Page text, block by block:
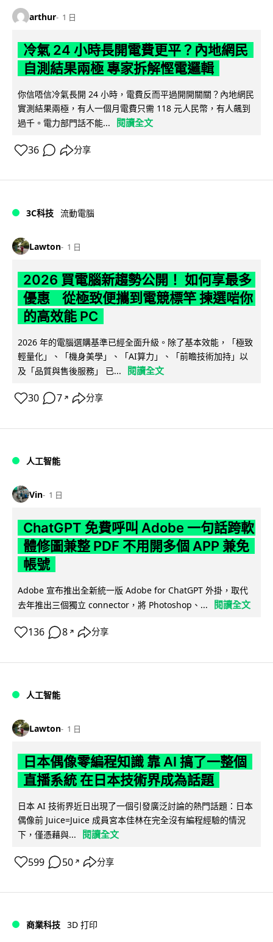
arthur 1 日
冷氣 24 小時長開電費更平？內地網民
自測結果兩極 專家拆解慳電邏輯
你信唔信冷氣長開 24 小時，電費反而平過開開關關？內地網民
實測結果兩極，有人一個月電費只需 118 元人民幣，有人飆到
過千。電力部門話不能...
閱讀全文
36 分享
3C科技 流動電腦
Lawton 1 日
2026 買電腦新趨勢公開！ 如何享最多
優惠 從極致便攜到電競標竿 揀選啱你
的高效能 PC
2026 年的電腦選購基準已經全面升級。除了基本效能，「極致
輕量化」、「機身美學」、「AI算力」、「前瞻技術加持」以
及「品質與售後服務」 已...
閱讀全文
30 7 ↗ 分享
人工智能
Vin 1 日
ChatGPT 免費呼叫 Adobe 一句話跨軟
體修圖兼整 PDF 不用開多個 APP 兼免
帳號
Adobe 宣布推出全新統一版 Adobe for ChatGPT 外掛，取代
去年推出三個獨立 connector，將 Photoshop、...
閱讀全文
136 8 ↗ 分享
人工智能
Lawton 1 日
日本偶像零編程知識 靠 AI 搞了一整個
直播系統 在日本技術界成為話題
日本 AI 技術界近日出現了一個引發廣泛討論的熱門話題：日本
偶像前 Juice=Juice 成員宮本佳林在完全沒有編程經驗的情況
下，僅憑藉與...
閱讀全文
599 50 ↗ 分享
商業科技 3D 打印